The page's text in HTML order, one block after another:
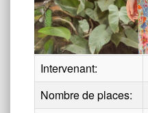
Intervenant:
Nombre de places: